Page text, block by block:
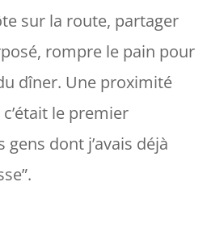
sur la route, partager
rompre le pain pour
dîner. Une proximité
le premier
dont j’avais déjà